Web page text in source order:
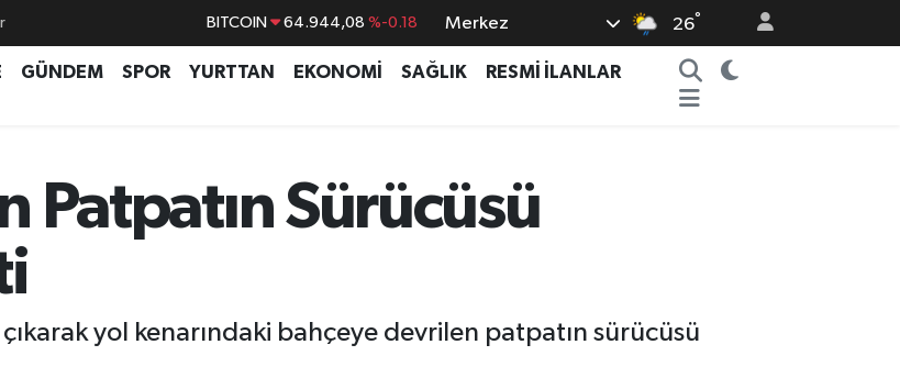
BITCOIN 64.944,08 %-0.18
DOLAR 47,7436 %0.18
6660.55 %0.03
BİST100 13.779 %-14
Merkez 26°
GÜNDEM SPOR YURTTAN EKONOMİ SAĞLIK
RESMİ İLANLAR
Sürücüsü
yol kenarındaki bahçeye devrilen patpatın sürücüsü